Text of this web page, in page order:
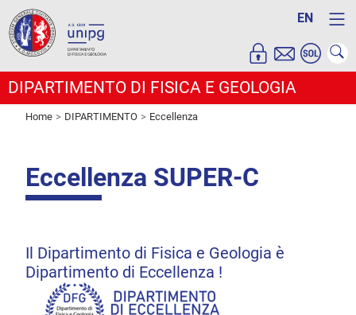
EN
DIPARTIMENTO DI FISICA E GEOLOGIA
Home DIPARTIMENTO Eccellenza
Eccellenza SUPER-C
Il Dipartimento di Fisica e Geologia è
Dipartimento di Eccellenza !